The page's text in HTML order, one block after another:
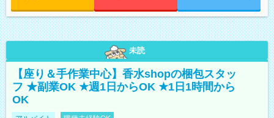
未読
【座り＆手作業中心】香水shopの梱包スタッ
フ ★副業OK ★週1日からOK ★1日1時間から
OK